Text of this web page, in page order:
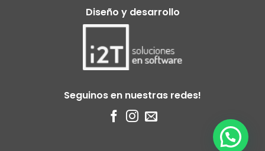
Diseño y desarrollo
Seguinos en nuestras redes!